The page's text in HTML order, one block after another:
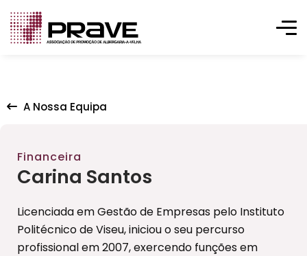
A Nossa Equipa
Financeira
Carina Santos
Licenciada em Gestão de Empresas pelo Instituto
Politécnico de Viseu, iniciou o seu percurso
profissional em 2007, exercendo funções em